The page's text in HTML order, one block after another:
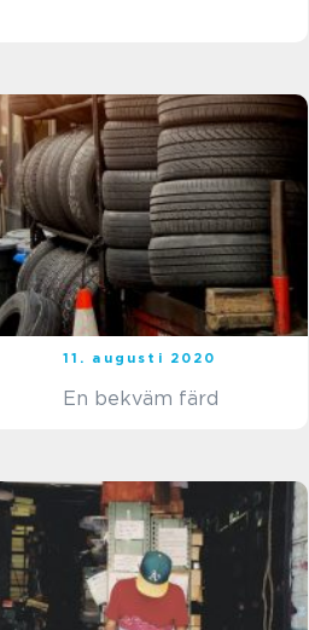
11. augusti 2020
En bekväm färd